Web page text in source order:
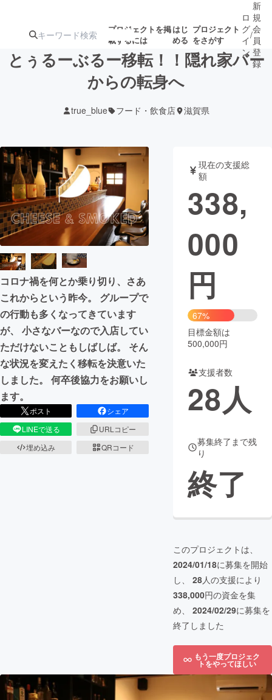
プロジェクトを掲
載するには
はじ
める
プロジェクト
をさがす
ターン
ジェクト
募集終了が近いプ
ロジェクト
アート・写真 音楽
テクノロジー・ガジェット ゲーム・サ
映像・映画
ビジネス・起業
まちづくり・地域活性化
CAMPFIRE for Social Good CAMPFIRE Creation
CAMPFIREふるさと納税machi-ya コミュニティ
ロ
グ
イ
ン
/
新
規
会
員
登
録
とぅるーぶるー移転！！隠れ家バー
からの転身へ
true_blue フード・飲食店 滋賀県
コロナ禍を何とか乗り切り、さあ
これからという昨今。 グループで
の行動も多くなってきています
が、 小さなバーなので入店してい
ただけないこともしばしば。 そん
な状況を変えたく移転を決意いた
しました。 何卒後協力をお願いし
ます。
ポスト
シェア
LINEで送る
URLコピー
埋め込み
QRコード
現在の支援総
額
338,
000
円
67%
目標金額は
500,000円
支援者数
28人
募集終了まで残
り
終了
このプロジェクトは、
2024/01/18に募集を開始
し、 28人の支援により
338,000円の資金を集
め、 2024/02/29に募集を
終了しました
もう一度プロジェク
トをやってほしい